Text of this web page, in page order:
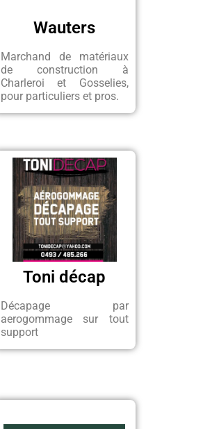
Wauters
Marchand de matériaux
de construction à
Charleroi et Gosselies,
pour particuliers et pros.
Toni décap
Décapage par
aerogommage sur tout
support